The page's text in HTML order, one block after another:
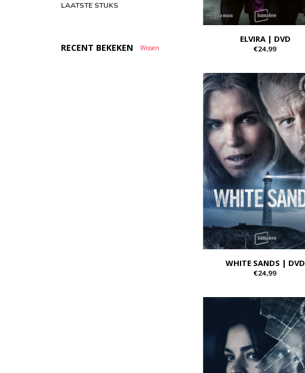
LAATSTE STUKS
RECENT BEKEKEN Wissen
ELVIRA | DVD
€24,99
WHITE SANDS | DVD
€24,99